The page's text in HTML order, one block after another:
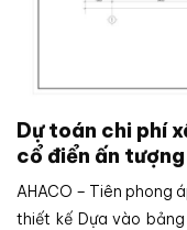
Dự toán chi phí
cổ điển ấn
AHACO – Tiên phong
thiết kế Dựa vào